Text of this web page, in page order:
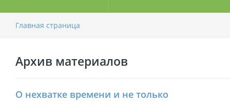
Главная страница
Архив материалов
О нехватке времени и не только